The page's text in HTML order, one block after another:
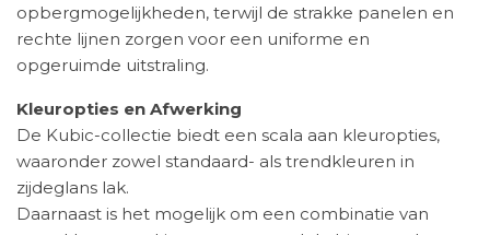
opbergmogelijkheden, terwijl de strakke panelen en
rechte lijnen zorgen voor een uniforme en
opgeruimde uitstraling.
Kleuropties en Afwerking
De Kubic-collectie biedt een scala aan kleuropties,
waaronder zowel standaard- als trendkleuren in
zijdeglans lak.
Daarnaast is het mogelijk om een combinatie van